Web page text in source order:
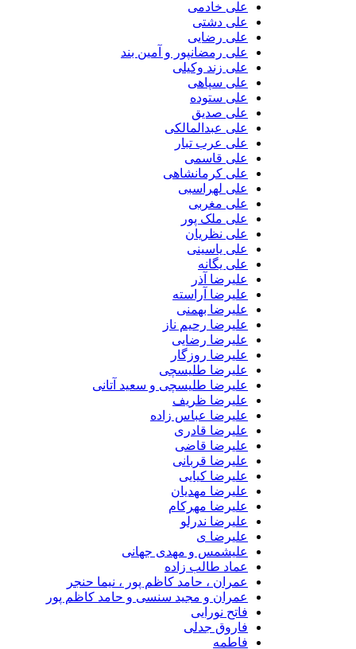
علی خادمی
علی دشتی
علی رضایی
علی رمضانپور و آمین بند
علی زند وکیلی
علی سپاهی
علی ستوده
علی صدیق
علی عبدالمالکی
علی عرب تبار
علی قاسمی
علی کرمانشاهی
علی لهراسبی
علی مغربی
علی ملک پور
علی نظریان
علی یاسینی
علی یگانه
علیرضا آذر
علیرضا آراسته
علیرضا بهمنی
علیرضا رحیم ناز
علیرضا رضایی
علیرضا روزگار
علیرضا طلیسچی
علیرضا طلیسچی و سعید آتانی
علیرضا ظریف
علیرضا عباس زاده
علیرضا قادری
علیرضا قاضی
علیرضا قربانی
علیرضا کیایی
علیرضا مهدیان
علیرضا مهرکام
علیرضا ندرلو
علیرضا ی
علیشمس و مهدی جهانی
عماد طالب زاده
عمران ، حامد کاظم پور ، نیما حنجر
عمران و مجید سنسی و حامد کاظم پور
فاتح نورایی
فاروق جدلی